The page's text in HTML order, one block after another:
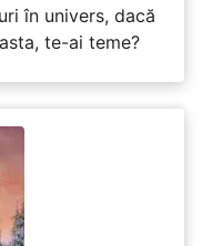
în univers, dacă
te-ai teme?